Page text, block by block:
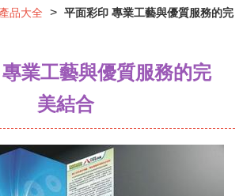
產品大全 > 平面彩印 專業工藝與優質服務的完
業工藝與優質服務的完
美結合